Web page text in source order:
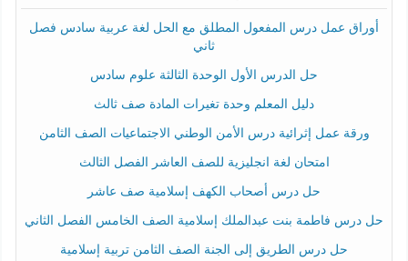
أوراق عمل درس المفعول المطلق مع الحل لغة عربية سادس فصل
ثاني
حل الدرس الأول الوحدة الثالثة علوم سادس
دليل المعلم وحدة تغيرات المادة صف ثالث
ورقة عمل إثرائية درس الأمن الوطني الاجتماعيات الصف الثامن
امتحان لغة انجليزية للصف العاشر الفصل الثالث
حل درس أصحاب الكهف إسلامية صف عاشر
حل درس فاطمة بنت عبدالملك إسلامية الصف الخامس الفصل الثاني
حل درس الطريق إلى الجنة الصف الثامن تربية إسلامية